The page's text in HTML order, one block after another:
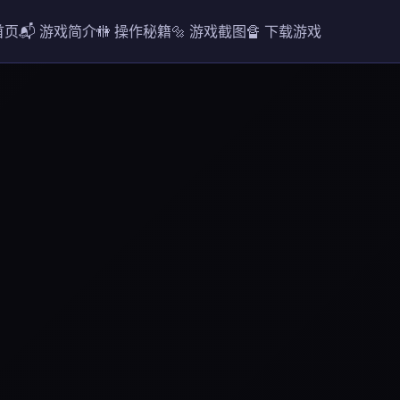
页📬 游戏简介🚻 操作秘籍🔩 游戏截图🔏 下载游戏